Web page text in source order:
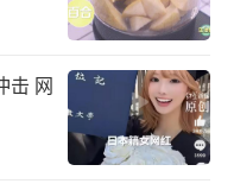
的科研实习，哪怕
化为具体的项目或
主页可能比一份
击 网